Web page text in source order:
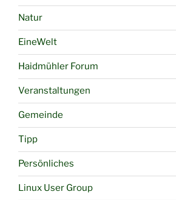
Natur
EineWelt
Haidmühler Forum
Veranstaltungen
Gemeinde
Tipp
Persönliches
Linux User Group